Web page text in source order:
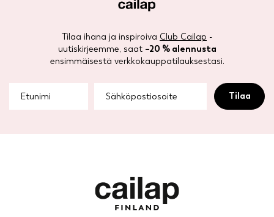
Tilaa ihana ja inspiroiva Club Cailap -
uutiskirjeemme, saat –20 % alennusta
ensimmäisestä verkkokauppatilauksestasi.